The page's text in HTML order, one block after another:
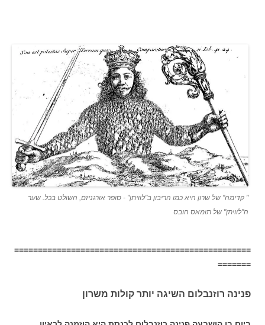
" קדימה" של שרון היא כמו הריבון ב"לוויתן" - סופר אורגניזם, השולט בכל. שער
ה"לוויתן" של תומאס הובס
==================================================
=======
פנינה רוזנבלום השיגה יותר קולות משרון